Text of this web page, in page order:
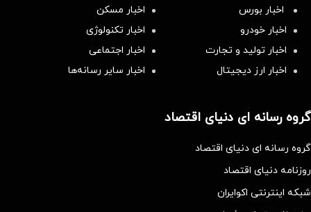
اخبار بورس
اخبار مسکن
اخبار خودرو
اخبار تکنولوژی
اخبار تولید و تجارت
اخبار اجتماعی
اخبار ارز دیجیتال
اخبار سایر رسانه‌‌ها
گروه رسانه ای دنیای اقتصاد
گروه رسانه ای دنیای اقتصاد
روزنامه دنیای اقتصاد
شبکه اینترنتی اکوایران